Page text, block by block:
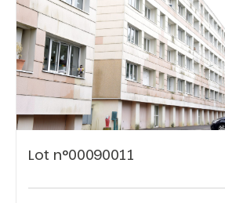
Vous recherchez&nbsp;:
Rechercher
Lot n°00090011